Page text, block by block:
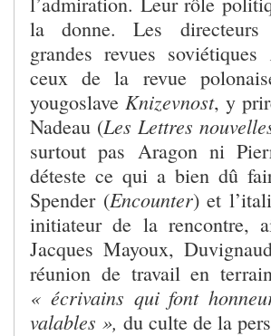
la donne. Les directeurs
grandes revues soviétiques
ceux de la revue
yougoslave Knizevnost, y
Nadeau (Les Lettres
surtout pas Aragon ni
déteste ce qui a bien dû
Spender (Encounter) et
initiateur de la rencontre,
Jacques Mayoux,
réunion de travail en
« écrivains qui font
valables », du culte de la